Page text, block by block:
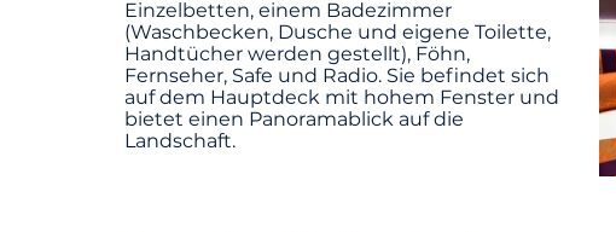
Einzelbetten, einem Badezimmer
(Waschbecken, Dusche und eigene Toilette,
Handtücher werden gestellt), Föhn,
Fernseher, Safe und Radio. Sie befindet sich
auf dem Hauptdeck mit hohem Fenster und
bietet einen Panoramablick auf die
Landschaft.